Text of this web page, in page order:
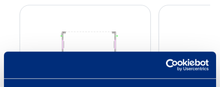
i
i